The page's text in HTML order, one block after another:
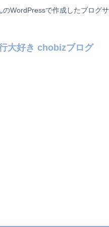
WordPressで作成したブログサ
大好き chobizブログ